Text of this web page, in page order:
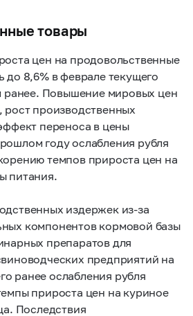
товары
цен на продовольственные
до 8,6% в феврале текущего
ранее. Повышение мировых цен
рост производственных
переноса в цены
году ослабления рубля
темпов прироста цен на
питания.
издержек из-за
компонентов кормовой базы
препаратов для
предприятий на
ранее ослабления рубля
прироста цен на куриное
Последствия